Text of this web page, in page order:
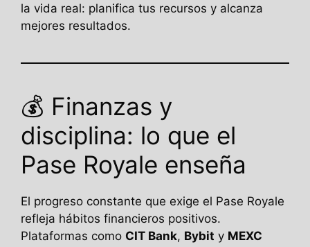
la vida real: planifica tus recursos y alcanza
mejores resultados.
💰 Finanzas y
disciplina: lo que el
Pase Royale enseña
El progreso constante que exige el Pase Royale
refleja hábitos financieros positivos.
Plataformas como CIT Bank, Bybit y MEXC